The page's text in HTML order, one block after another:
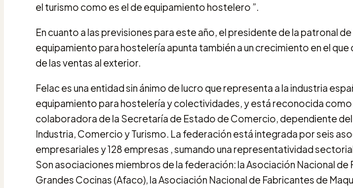
el turismo como es el de equipamiento hostelero ”.
En cuanto a las previsiones para este año, el presidente de la patronal
equipamiento para hostelería apunta también a un crecimiento en el que
de las ventas al exterior.
Felac es una entidad sin ánimo de lucro que representa a la industria
equipamiento para hostelería y colectividades, y está reconocida
colaboradora de la Secretaría de Estado de Comercio, dependiente
Industria, Comercio y Turismo. La federación está integrada por seis
empresariales y 128 empresas , sumando una representatividad
Son asociaciones miembros de la federación: la Asociación Nacional de
Grandes Cocinas (Afaco), la Asociación Nacional de Fabricantes de